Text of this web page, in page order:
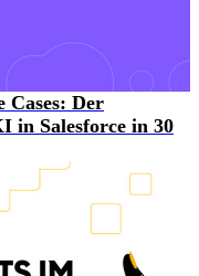
Cases: Der
in Salesforce in 30